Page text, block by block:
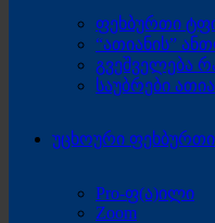
ფეხბურთი
“ათიანის”
გვეშველება
საუბრები
უცხოური ფეხბურთი
Pro-ფ(ა)ილი
Zoom